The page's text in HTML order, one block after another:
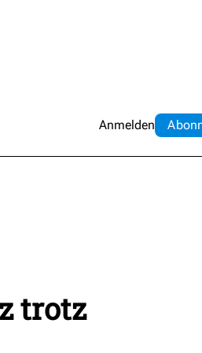
Anmelden Abo
trotz